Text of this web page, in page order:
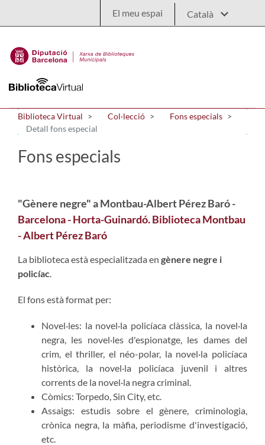
El meu espai
Biblioteca Virtual Col·lecció
Fons especials
Detall fons especial
Fons especials
"Gènere negre" a Montbau-Albert Pérez Baró -
Barcelona - Horta-Guinardó. Biblioteca Montbau
- Albert Pérez Baró
La biblioteca està especialitzada en gènere negre i
policíac.
El fons està format per:
Novel·les: la novel·la policíaca clàssica, la novel·la
negra, les novel·les d'espionatge, les dames del
crim, el thriller, el néo-polar, la novel·la policíaca
històrica, la novel·la policíaca juvenil i altres
corrents de la novel·la negra criminal.
Còmics: Torpedo, Sin City, etc.
Assaigs: estudis sobre el gènere, criminologia,
crònica negra, la màfia, periodisme d'investigació,
etc.